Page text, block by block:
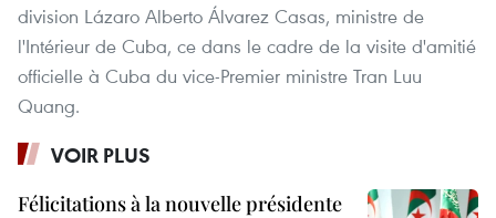
division Lázaro Alberto Álvarez Casas, ministre de
l'Intérieur de Cuba, ce dans le cadre de la visite d'amitié
officielle à Cuba du vice-Premier ministre Tran Luu
Quang.
VOIR PLUS
Félicitations à la nouvelle présidente